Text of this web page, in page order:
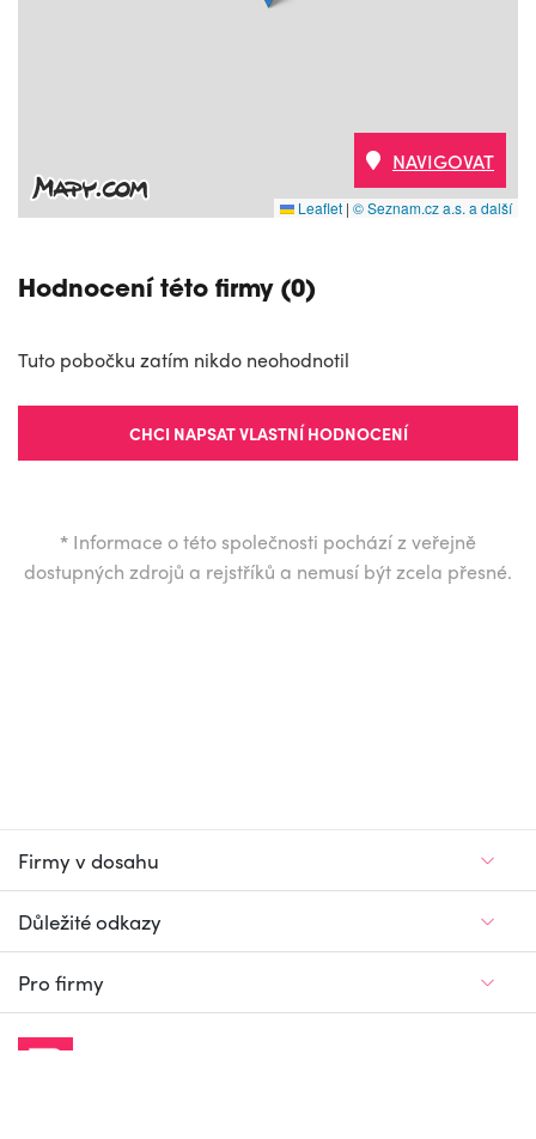
Leaflet | © Seznam.cz a.s. a další
NAVIGOVAT
Hodnocení této firmy (0)
Tuto pobočku zatím nikdo neohodnotil
CHCI NAPSAT VLASTNÍ HODNOCENÍ
* Informace o této společnosti pochází z veřejně
dostupných zdrojů a rejstříků a nemusí být zcela přesné.
Firmy v dosahu
Důležité odkazy
Pro firmy